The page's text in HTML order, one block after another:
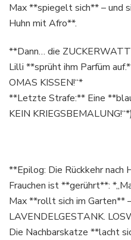
Max **spiegelt sich** – und
Huhn mit Afro**.
**Dann… die
Lilli **sprüht ihm Parfüm
OMAS KISSEN!“*
**Letzte Strafe:** Eine
KEIN
**Epilog: Die Rückkehr nach
Frauchen ist **gerührt**:
Max **rollt sich im Garten**
LAVENDELGESTANK.
Die Nachbarskatze **lacht